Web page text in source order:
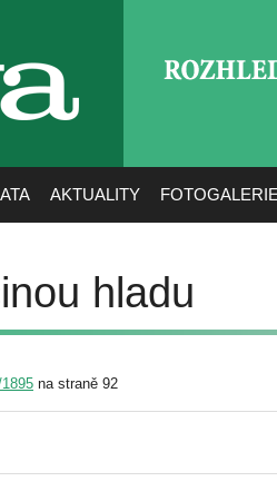
AKTUALITY
hladu
na straně 92